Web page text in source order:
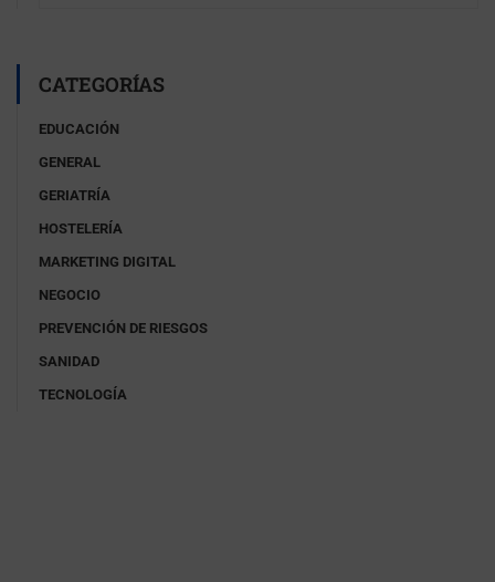
CATEGORÍAS
EDUCACIÓN
GENERAL
GERIATRÍA
HOSTELERÍA
MARKETING DIGITAL
NEGOCIO
PREVENCIÓN DE RIESGOS
SANIDAD
TECNOLOGÍA